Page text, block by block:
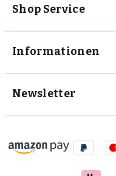
Shop Service
Informationen
Newsletter